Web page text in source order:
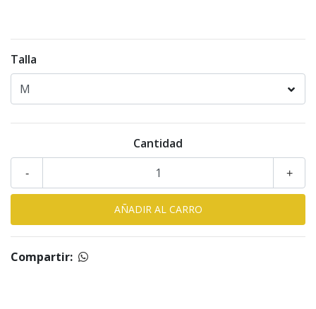
Talla
Cantidad
+
-
Compartir: